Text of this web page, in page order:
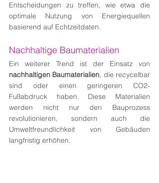
Entscheidungen zu treffen, wie etwa die
optimale Nutzung von Energiequellen
basierend auf Echtzeitdaten.
Nachhaltige Baumaterialien
nachhaltigen Baumaterialien, die recycelbar
sind oder einen geringeren CO2-
Fußabdruck haben. Diese Materialien
werden nicht nur den Bauprozess
revolutionieren, sondern auch die
Umweltfreundlichkeit von Gebäuden
langfristig erhöhen.